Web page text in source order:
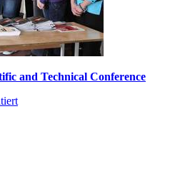
and Technical Conference